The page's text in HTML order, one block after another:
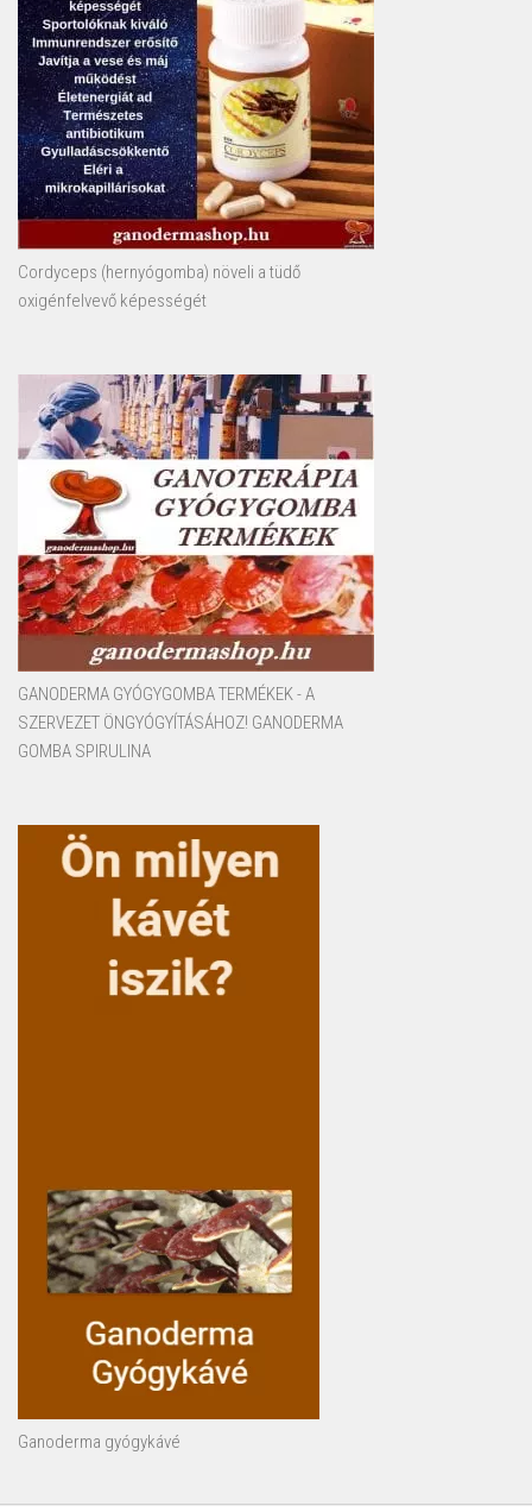
Cordyceps (hernyógomba) növeli a tüdő
oxigénfelvevő képességét
GANODERMA GYÓGYGOMBA TERMÉKEK - A
SZERVEZET ÖNGYÓGYÍTÁSÁHOZ! GANODERMA
GOMBA SPIRULINA
Ganoderma gyógykávé